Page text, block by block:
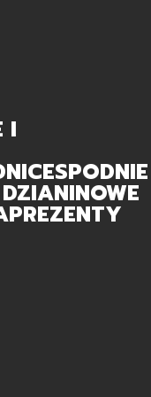
I
SPODNIE
PREZENTY